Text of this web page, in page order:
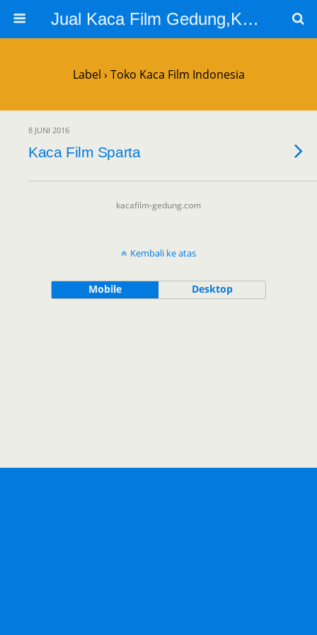
Jual Kaca Film Gedung,Kaca Film 3m
Label › Toko Kaca Film Indonesia
8 JUNI 2016
Kaca Film Sparta
kacafilm-gedung.com
Kembali ke atas
Mobile Desktop